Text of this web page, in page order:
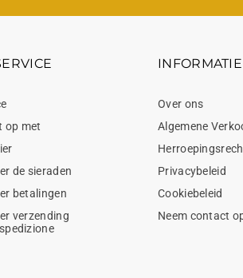
op met
de sieraden
betalingen
verzending
INFORMATIE
Over ons
Algemene
Privacybeleid
Cookiebeleid
Neem contact